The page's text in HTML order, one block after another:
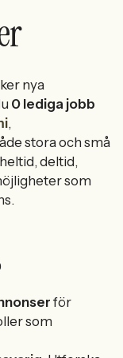
nya
0 lediga jobb
,
stora och små
deltid,
som
för
som